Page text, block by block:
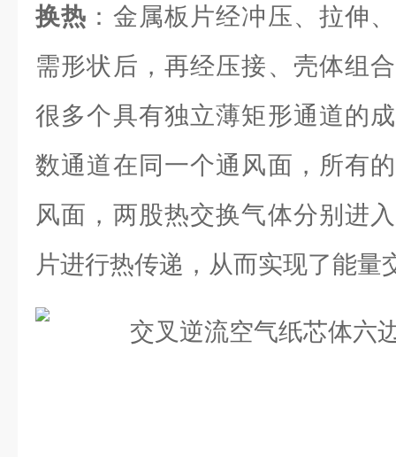
换热 ：金属板片经冲压、拉伸
需形状后，再经压接、壳体组
很多个具有独立薄矩形通道的
数通道在同一个通风面，所有
风面，两股热交换气体分别进
片进行热传递，从而实现了能量